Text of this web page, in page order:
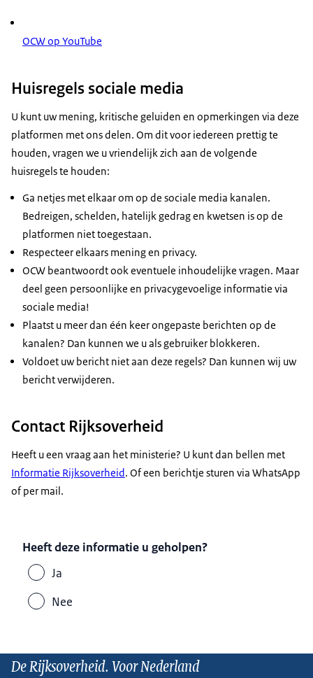
OCW op YouTube
Huisregels sociale media
U kunt uw mening, kritische geluiden en opmerkingen via deze
platformen met ons delen. Om dit voor iedereen prettig te
houden, vragen we u vriendelijk zich aan de volgende
huisregels te houden:
Ga netjes met elkaar om op de sociale media kanalen.
Bedreigen, schelden, hatelijk gedrag en kwetsen is op de
platformen niet toegestaan.
Respecteer elkaars mening en privacy.
OCW beantwoordt ook eventuele inhoudelijke vragen. Maar
deel geen persoonlijke en privacygevoelige informatie via
sociale media!
Plaatst u meer dan één keer ongepaste berichten op de
kanalen? Dan kunnen we u als gebruiker blokkeren.
Voldoet uw bericht niet aan deze regels? Dan kunnen wij uw
bericht verwijderen.
Contact Rijksoverheid
Heeft u een vraag aan het ministerie? U kunt dan bellen met
Informatie Rijksoverheid. Of een berichtje sturen via WhatsApp
of per mail.
Heeft deze informatie u geholpen?
Ja
Nee
De Rijksoverheid. Voor Nederland